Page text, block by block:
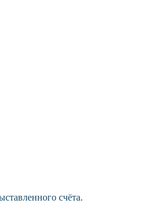
счёта.